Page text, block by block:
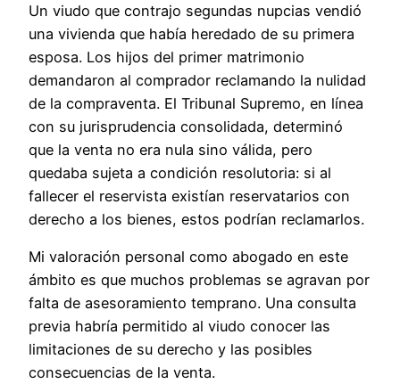
Un viudo que contrajo segundas nupcias vendió
una vivienda que había heredado de su primera
esposa. Los hijos del primer matrimonio
demandaron al comprador reclamando la nulidad
de la compraventa. El Tribunal Supremo, en línea
con su jurisprudencia consolidada, determinó
que la venta no era nula sino válida, pero
quedaba sujeta a condición resolutoria: si al
fallecer el reservista existían reservatarios con
derecho a los bienes, estos podrían reclamarlos.
Mi valoración personal como abogado en este
ámbito es que muchos problemas se agravan por
falta de asesoramiento temprano. Una consulta
previa habría permitido al viudo conocer las
limitaciones de su derecho y las posibles
consecuencias de la venta.